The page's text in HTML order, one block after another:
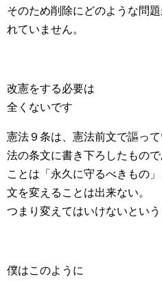
そのため削除にどのような問
れていません。
改憲をする必要は
全くないです
憲法９条は、憲法前文で謳っ
法の条文に書き下ろしたもの
ことは「永久に守るべきもの
文を変えることは出来ない。
つまり変えてはいけないという
僕はこのように